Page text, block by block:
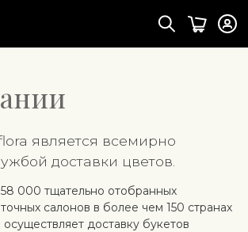
является всемирно
доставки цветов.
000 тщательно отобранных
салонов в более чем 150 странах
доставку букетов